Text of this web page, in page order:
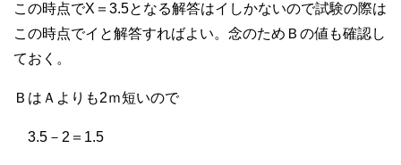
この時点でX＝3.5となる解答はイしかないので試験の際は
この時点でイと解答すればよい。念のためＢの値も確認し
ておく。
ＢはＡよりも2ｍ短いので
3.5－2＝1.5